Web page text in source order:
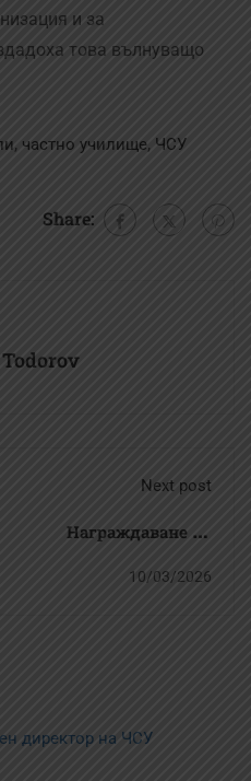
и за
това вълнуващо
, частно училище, ЧСУ
Share:
Next post
Награждаване на
победителите в
10/03/2026